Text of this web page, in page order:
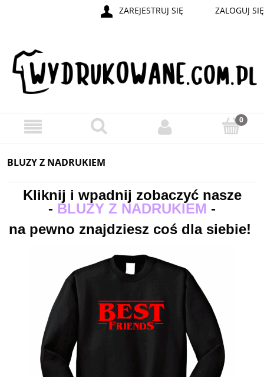
ZAREJESTRUJ SIĘ ZALOGUJ SIĘ
BLUZY Z NADRUKIEM
Kliknij i wpadnij zobaczyć nasze
- BLUZY Z NADRUKIEM -
na pewno znajdziesz coś dla siebie!